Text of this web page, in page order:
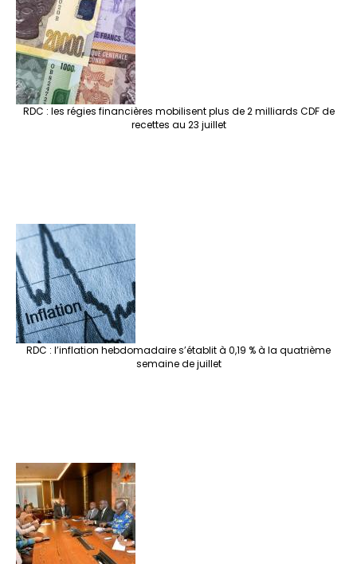
RDC : les régies financières mobilisent plus de 2 milliards CDF de
recettes au 23 juillet
RDC : l’inflation hebdomadaire s’établit à 0,19 % à la quatrième
semaine de juillet